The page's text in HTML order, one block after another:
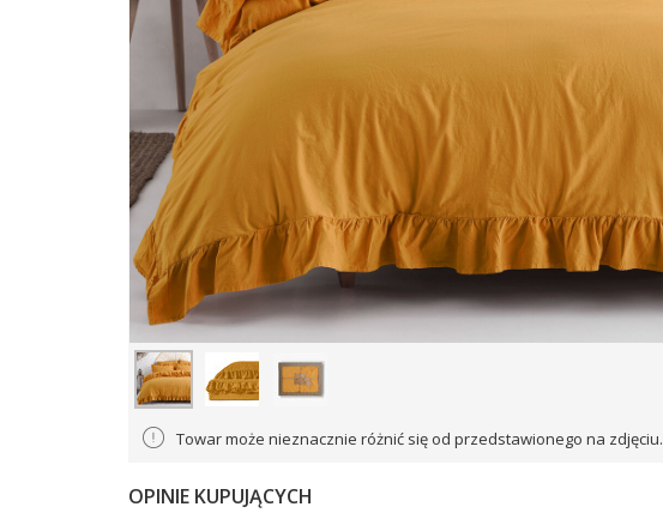
Towar może nieznacznie różnić się od przedstawionego na zdjęciu.
OPINIE KUPUJĄCYCH